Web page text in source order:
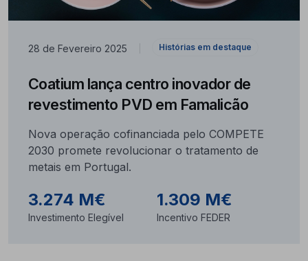
28 de Fevereiro 2025 Histórias em destaque
Coatium lança centro inovador de
revestimento PVD em Famalicão
Nova operação cofinanciada pelo COMPETE
2030 promete revolucionar o tratamento de
metais em Portugal.
3.274 M€
Investimento Elegível
1.309 M€
Incentivo FEDER